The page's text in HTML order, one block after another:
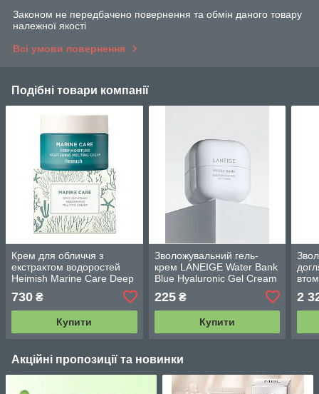
Законом не передбачено повернення та обмін даного товару
належної якості
Всі умови повернення
Подібні товари компанії
Крем для обличчя з
екстрактом водоростей
Heimish Marine Care Deep
Melting Cream 60 мл
730 ₴
Купити
Зволожувальний гель-
крем LANEIGE Water Bank
Blue Hyaluronic Gel Cream
225₴
Купити
2
Акційні пропозиції та новинки